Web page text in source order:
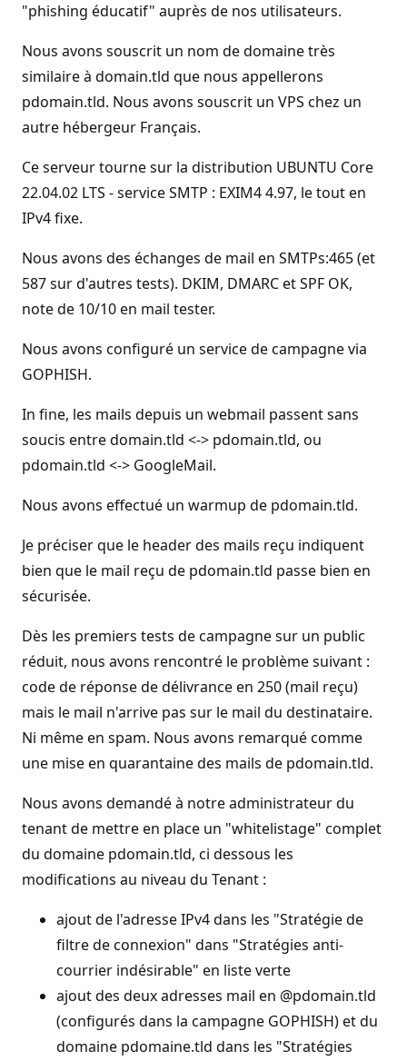
"phishing éducatif" auprès de nos utilisateurs.
Nous avons souscrit un nom de domaine très
similaire à domain.tld que nous appellerons
pdomain.tld. Nous avons souscrit un VPS chez un
autre hébergeur Français.
Ce serveur tourne sur la distribution UBUNTU Core
22.04.02 LTS - service SMTP : EXIM4 4.97, le tout en
IPv4 fixe.
Nous avons des échanges de mail en SMTPs:465 (et
587 sur d'autres tests). DKIM, DMARC et SPF OK,
note de 10/10 en mail tester.
Nous avons configuré un service de campagne via
GOPHISH.
In fine, les mails depuis un webmail passent sans
soucis entre domain.tld <-> pdomain.tld, ou
pdomain.tld <-> GoogleMail.
Nous avons effectué un warmup de pdomain.tld.
Je préciser que le header des mails reçu indiquent
bien que le mail reçu de pdomain.tld passe bien en
sécurisée.
Dès les premiers tests de campagne sur un public
réduit, nous avons rencontré le problème suivant :
code de réponse de délivrance en 250 (mail reçu)
mais le mail n'arrive pas sur le mail du destinataire.
Ni même en spam. Nous avons remarqué comme
une mise en quarantaine des mails de pdomain.tld.
Nous avons demandé à notre administrateur du
tenant de mettre en place un "whitelistage" complet
du domaine pdomain.tld, ci dessous les
modifications au niveau du Tenant :
ajout de l'adresse IPv4 dans les "Stratégie de
filtre de connexion" dans "Stratégies anti-
courrier indésirable" en liste verte
ajout des deux adresses mail en @pdomain.tld
(configurés dans la campagne GOPHISH) et du
domaine pdomaine.tld dans les "Stratégies